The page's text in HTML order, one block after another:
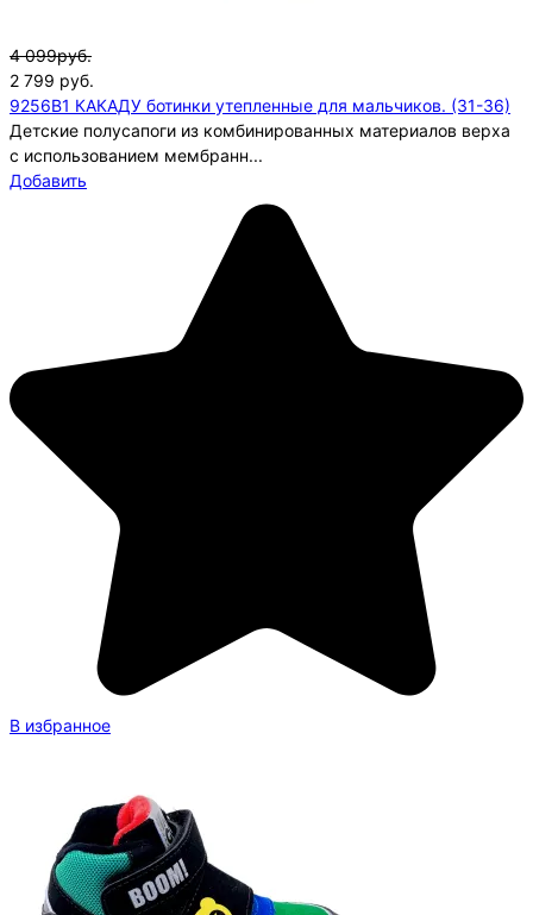
4 099руб.
2 799 руб.
9256B1 КАКАДУ ботинки утепленные для мальчиков. (31-36)
Детские полусапоги из комбинированных материалов верха
с использованием мембранн...
Добавить
В избранное